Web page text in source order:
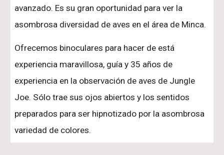
avanzado. Es su gran oportunidad para ver la
asombrosa diversidad de aves en el área de Minca.
Ofrecemos binoculares para hacer de está
experiencia maravillosa, guía y 35 años de
experiencia en la observación de aves de Jungle
Joe. Sólo trae sus ojos abiertos y los sentidos
preparados para ser hipnotizado por la asombrosa
variedad de colores.